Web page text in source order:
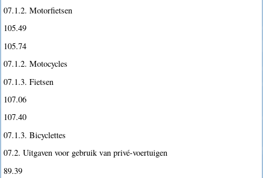
07.1.2. Motorfietsen
105.49
105.74
07.1.2. Motocycles
07.1.3. Fietsen
107.06
107.40
07.1.3. Bicyclettes
07.2. Uitgaven voor gebruik van privé-voertuigen
89.39